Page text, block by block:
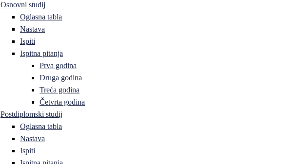
Osnovni studij
Oglasna tabla
Nastava
Ispiti
Ispitna pitanja
Prva godina
Druga godina
Treća godina
Četvrta godina
Postdiplomski studij
Oglasna tabla
Nastava
Ispiti